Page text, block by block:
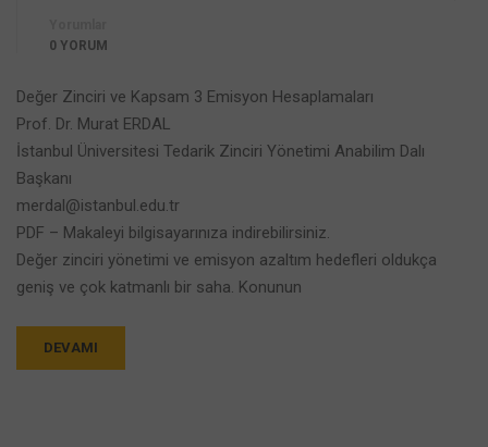
0 YORUM
Değer Zinciri ve Kapsam 3 Emisyon Hesaplamaları
Prof. Dr. Murat ERDAL
İstanbul Üniversitesi Tedarik Zinciri Yönetimi Anabilim Dalı
Başkanı
merdal@istanbul.edu.tr
PDF – Makaleyi bilgisayarınıza indirebilirsiniz.
Değer zinciri yönetimi ve emisyon azaltım hedefleri oldukça
geniş ve çok katmanlı bir saha. Konunun
DEVAMI